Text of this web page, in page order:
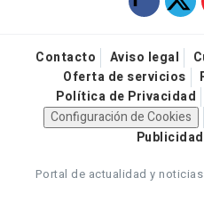
Contacto Aviso legal
Oferta de servicios
Política de Privacidad
Configuración de Cookies
Portal de actualidad y